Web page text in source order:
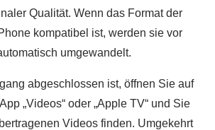
Qualität. Wenn das Format der
kompatibel ist, werden sie vor
umgewandelt.
abgeschlossen ist, öffnen Sie auf
„Videos“ oder „Apple TV“ und Sie
Videos finden. Umgekehrt